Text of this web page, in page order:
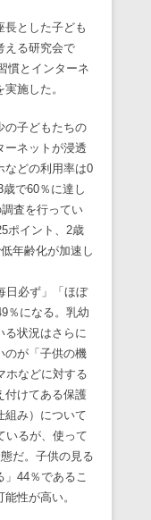
とした子ども
える研究会で
慣とインターネ
施した。
の子どもたちの
ーネットが浸透
などの利用率は0
で60％に達し
査を行ってい
ポイント、2歳
年齢化が加速し
日必ず」「ほぼ
％になる。乳幼
る状況はさらに
のが「子供の機
ホなどに対する
付けてある保護
組み）について
いるが、使って
だ。子供の見る
44％であるこ
性が高い。